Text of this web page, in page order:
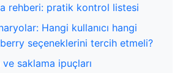
rehberi: pratik kontrol listesi
Hangi kullanıcı hangi
seçeneklerini tercih etmeli?
ve saklama ipuçları